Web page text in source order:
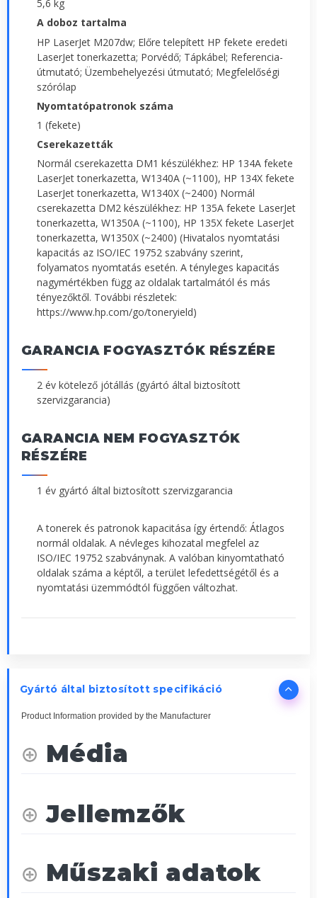
5,6 kg
A doboz tartalma
HP LaserJet M207dw; Előre telepített HP fekete eredeti
LaserJet tonerkazetta; Porvédő; Tápkábel; Referencia-
útmutató; Üzembehelyezési útmutató; Megfelelőségi
szórólap
Nyomtatópatronok száma
1 (fekete)
Cserekazetták
Normál cserekazetta DM1 készülékhez: HP 134A fekete
LaserJet tonerkazetta, W1340A (~1100), HP 134X fekete
LaserJet tonerkazetta, W1340X (~2400) Normál
cserekazetta DM2 készülékhez: HP 135A fekete LaserJet
tonerkazetta, W1350A (~1100), HP 135X fekete LaserJet
tonerkazetta, W1350X (~2400) (Hivatalos nyomtatási
kapacitás az ISO/IEC 19752 szabvány szerint,
folyamatos nyomtatás esetén. A tényleges kapacitás
nagymértékben függ az oldalak tartalmától és más
tényezőktől. További részletek:
https://www.hp.com/go/toneryield)
GARANCIA FOGYASZTÓK RÉSZÉRE
2 év kötelező jótállás (gyártó által biztosított
szervizgarancia)
GARANCIA NEM FOGYASZTÓK
RÉSZÉRE
1 év gyártó által biztosított szervizgarancia
A tonerek és patronok kapacitása így értendő: Átlagos
normál oldalak. A névleges kihozatal megfelel az
ISO/IEC 19752 szabványnak. A valóban kinyomtatható
oldalak száma a képtől, a terület lefedettségétől és a
nyomtatási üzemmódtól függően változhat.
Gyártó által biztosított specifikáció
Product Information provided by the Manufacturer
Média
Jellemzők
Műszaki adatok